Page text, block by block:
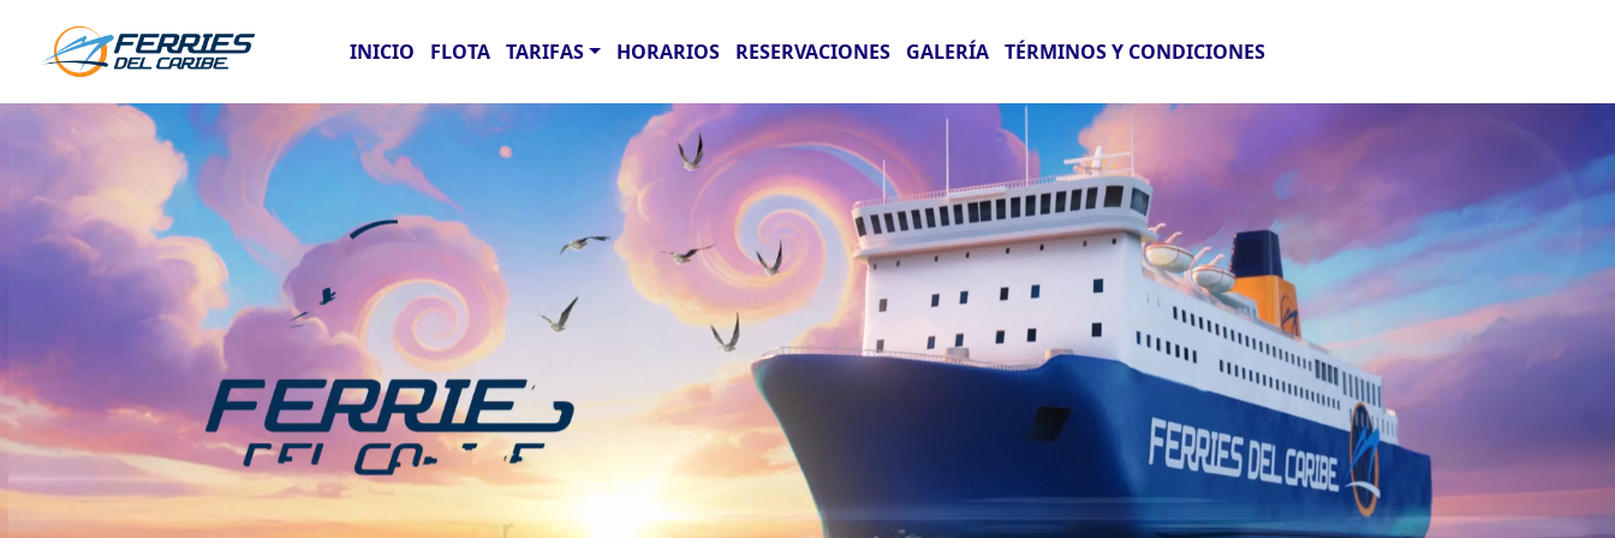
INICIO FLOTA TARIFAS HORARIOS RESERVACIONES GALERÍA TÉRMINOS Y CONDICIONES